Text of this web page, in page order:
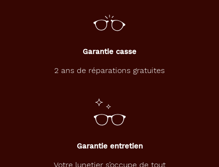
Garantie casse
2 ans de réparations gratuites
Garantie entretien
Votre lunetier s’occupe de tout